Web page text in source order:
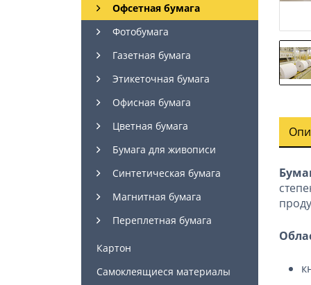
Офсетная бумага
Фотобумага
Газетная бумага
Этикеточная бумага
Офисная бумага
Цветная бумага
Бумага для живописи
Синтетическая бумага
Магнитная бумага
Переплетная бумага
Картон
Самоклеящиеся материалы